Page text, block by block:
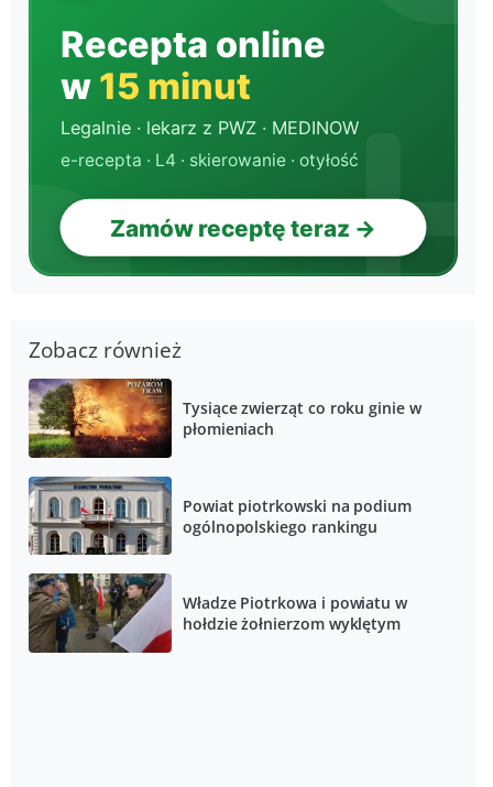
Zobacz również
Tysiące zwierząt co roku ginie w
płomieniach
Powiat piotrkowski na podium
ogólnopolskiego rankingu
Władze Piotrkowa i powiatu w
hołdzie żołnierzom wyklętym